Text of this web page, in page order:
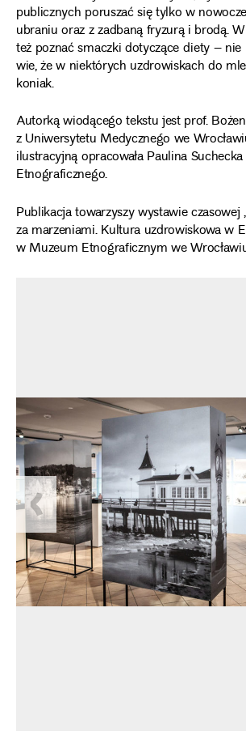
publicznych poruszać się tylko w
ubraniu oraz z zadbaną fryzurą i brodą.
też poznać smaczki dotyczące diety –
wie, że w niektórych uzdrowiskach do
koniak.
Autorką wiodącego tekstu jest prof.
z Uniwersytetu Medycznego we
ilustracyjną opracowała Paulina
Etnograficznego.
Publikacja towarzyszy wystawie czasowej
za marzeniami. Kultura uzdrowiskowa w
w Muzeum Etnograficznym we